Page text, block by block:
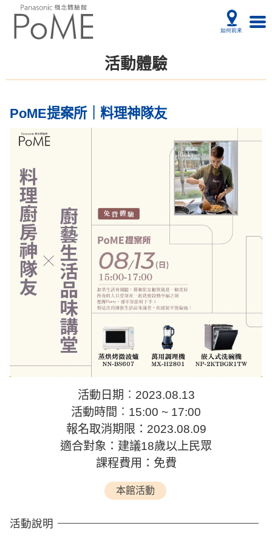
活動體驗
PoME提案所｜料理神隊友
活動日期︰2023.08.13
活動時間︰15:00 ~ 17:00
報名取消期限：2023.08.09
適合對象：建議18歲以上民眾
課程費用：免費
本館活動
活動說明